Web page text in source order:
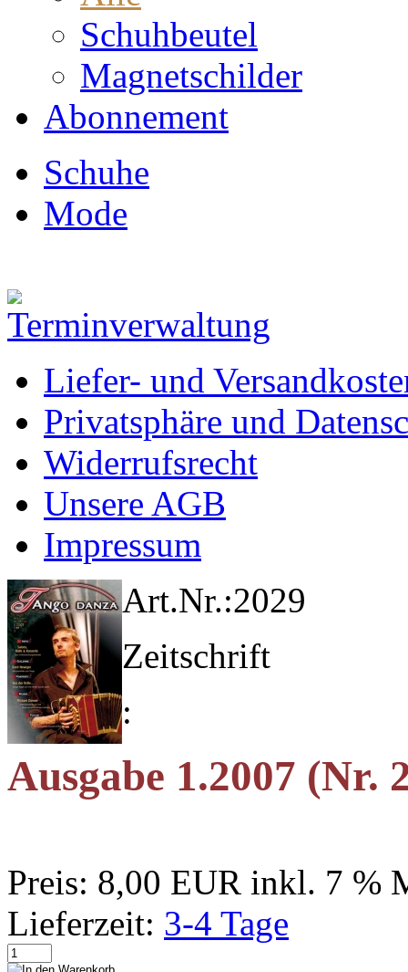
Schuhbeutel
Magnetschilder
Abonnement
Schuhe
Mode
Liefer- und
Privatsphäre und
Widerrufsrecht
Unsere AGB
Impressum
Art.Nr.:2029
Zeitschrift
:
Ausgabe 1.2007 (Nr.
Preis: 8,00 EUR inkl. 7 %
Lieferzeit: 3-4 Tage